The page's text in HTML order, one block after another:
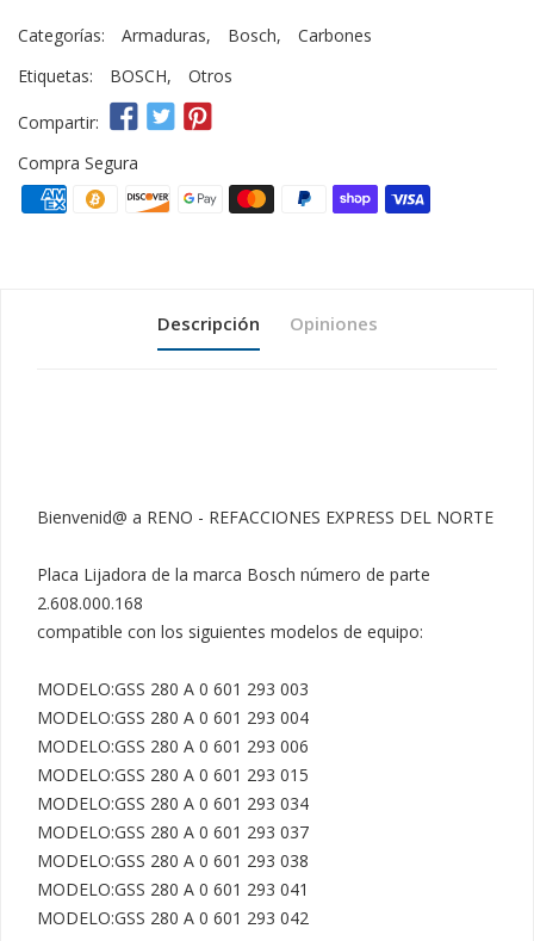
Categorías: Armaduras, Bosch,
Carbones
Etiquetas:
BOSCH, Otros
Compartir:
Compra Segura
Descripción Opiniones
Bienvenid@ a RENO - REFACCIONES EXPRESS DEL NORTE
Placa Lijadora de la marca Bosch número de parte
2.608.000.168
compatible con los siguientes modelos de equipo:
MODELO:GSS 280 A 0 601 293 003
MODELO:GSS 280 A 0 601 293 004
MODELO:GSS 280 A 0 601 293 006
MODELO:GSS 280 A 0 601 293 015
MODELO:GSS 280 A 0 601 293 034
MODELO:GSS 280 A 0 601 293 037
MODELO:GSS 280 A 0 601 293 038
MODELO:GSS 280 A 0 601 293 041
MODELO:GSS 280 A 0 601 293 042